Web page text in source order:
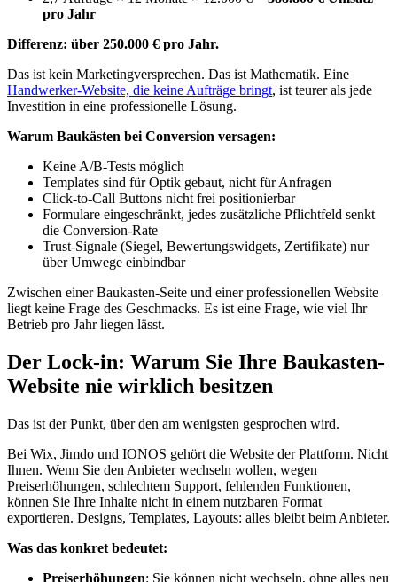
pro Jahr
Differenz: über 250.000 € pro Jahr.
Das ist kein Marketingversprechen. Das ist Mathematik. Eine
Handwerker-Website, die keine Aufträge bringt, ist teurer als jede
Investition in eine professionelle Lösung.
Warum Baukästen bei Conversion versagen:
Keine A/B-Tests möglich
Templates sind für Optik gebaut, nicht für Anfragen
Click-to-Call Buttons nicht frei positionierbar
Formulare eingeschränkt, jedes zusätzliche Pflichtfeld senkt
die Conversion-Rate
Trust-Signale (Siegel, Bewertungswidgets, Zertifikate) nur
über Umwege einbindbar
Zwischen einer Baukasten-Seite und einer professionellen Website
liegt keine Frage des Geschmacks. Es ist eine Frage, wie viel Ihr
Betrieb pro Jahr liegen lässt.
Der Lock-in: Warum Sie Ihre Baukasten-
Website nie wirklich besitzen
Das ist der Punkt, über den am wenigsten gesprochen wird.
Bei Wix, Jimdo und IONOS gehört die Website der Plattform. Nicht
Ihnen. Wenn Sie den Anbieter wechseln wollen, wegen
Preiserhöhungen, schlechtem Support, fehlenden Funktionen,
können Sie Ihre Inhalte nicht in einem nutzbaren Format
exportieren. Designs, Templates, Layouts: alles bleibt beim Anbieter.
Was das konkret bedeutet:
Preiserhöhungen: Sie können nicht wechseln, ohne alles neu